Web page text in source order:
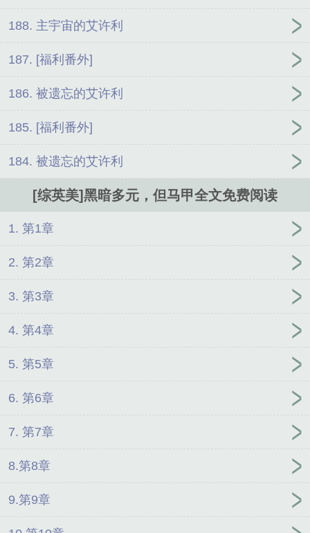
188. 主宇宙的艾许利
187. [福利番外]
186. 被遗忘的艾许利
185. [福利番外]
184. 被遗忘的艾许利
[综英美]黑暗多元，但马甲全文免费阅读
1. 第1章
2. 第2章
3. 第3章
4. 第4章
5. 第5章
6. 第6章
7. 第7章
8.第8章
9.第9章